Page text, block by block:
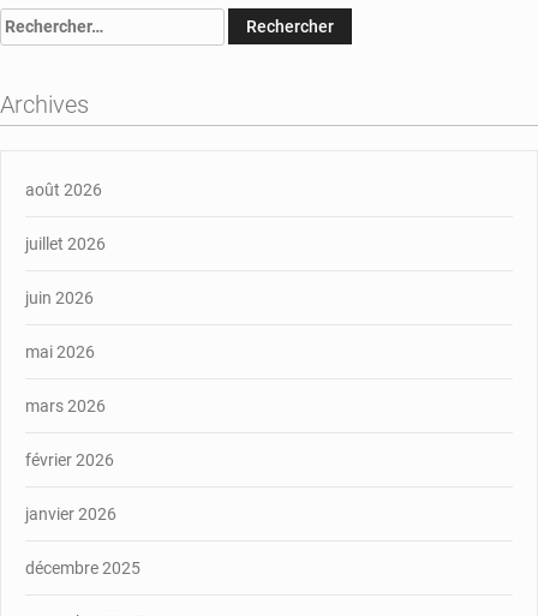
Rechercher :
Archives
août 2026
juillet 2026
juin 2026
mai 2026
mars 2026
février 2026
janvier 2026
décembre 2025